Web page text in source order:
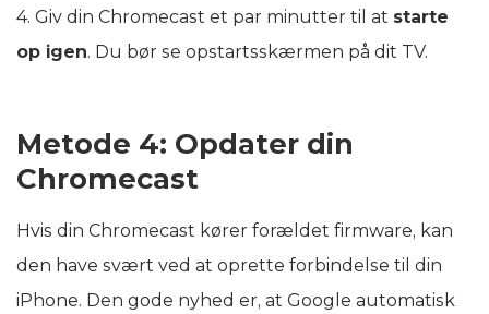
4. Giv din Chromecast et par minutter til at starte
op igen. Du bør se opstartsskærmen på dit TV.
Metode 4: Opdater din
Chromecast
Hvis din Chromecast kører forældet firmware, kan
den have svært ved at oprette forbindelse til din
iPhone. Den gode nyhed er, at Google automatisk